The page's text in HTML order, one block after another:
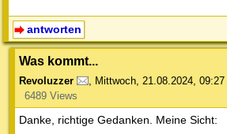
antworten
Was kommt...
Revoluzzer , Mittwoch, 21.08.2024, 09:27
6489 Views
Danke, richtige Gedanken. Meine Sicht: